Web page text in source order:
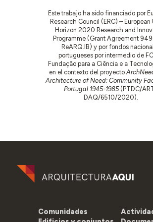
Este trabajo ha sido financiado por
Research Council (ERC) – European
Horizon 2020 Research and
Programme (Grant Agreement
ReARQ.IB) y por fondos
portugueses por intermedio de
Fundação para a Ciência e a
en el contexto del proyecto
Architecture of Need: Community
Portugal 1945-1985(PTDC/
DAQ/6510/2020).
Comunidades